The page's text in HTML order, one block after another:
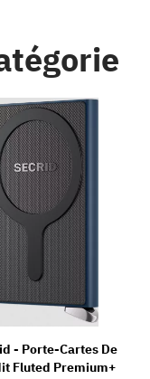
- Porte-Cartes De
Fluted Premium+